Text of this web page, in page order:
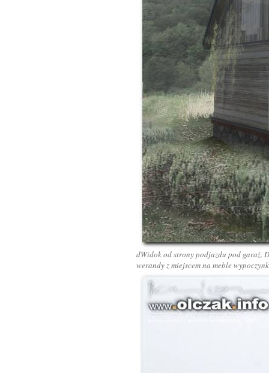
dWidok od strony podjazdu pod garaż.
werandy z miejscem na meble